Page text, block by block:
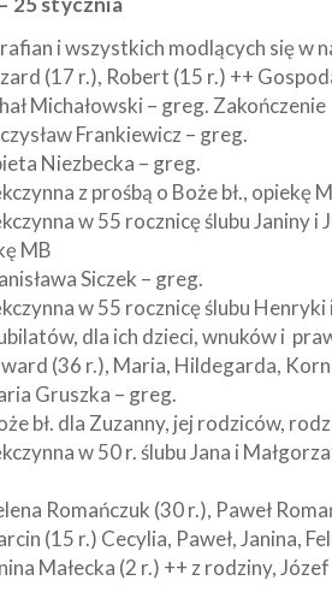
i wszystkich modlących się w
(17 r.), Robert (15 r.) ++
Michałowski – greg. Zakończenie
Frankiewicz – greg.
Niezbecka – greg.
z prośbą o Boże bł.,
w 55 rocznicę ślubu Janiny i
MB
Siczek – greg.
w 55 rocznicę ślubu
dla ich dzieci, wnuków i
(36 r.), Maria, Hildegarda,
Gruszka – greg.
bł. dla Zuzanny, jej rodziców,
w 50 r. ślubu Jana i
Romańczuk (30 r.), Paweł
(15 r.) Cecylia, Paweł, Janina,
Małecka (2 r.) ++ z rodziny, Józef